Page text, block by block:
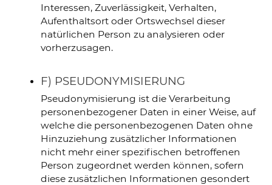
Interessen, Zuverlässigkeit, Verhalten,
Aufenthaltsort oder Ortswechsel dieser
natürlichen Person zu analysieren oder
vorherzusagen.
F) PSEUDONYMISIERUNG
Pseudonymisierung ist die Verarbeitung
personenbezogener Daten in einer Weise, auf
welche die personenbezogenen Daten ohne
Hinzuziehung zusätzlicher Informationen
nicht mehr einer spezifischen betroffenen
Person zugeordnet werden können, sofern
diese zusätzlichen Informationen gesondert